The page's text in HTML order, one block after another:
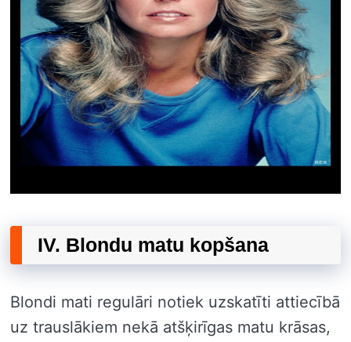
IV. Blondu matu kopšana
Blondi mati regulāri notiek uzskatīti attiecībā
uz trauslākiem nekā atšķirīgas matu krāsas,